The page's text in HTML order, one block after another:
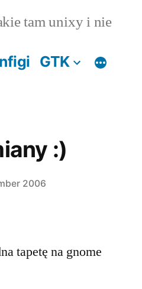
tam unixy i nie
GTK
:)
2006
tapetę na gnome